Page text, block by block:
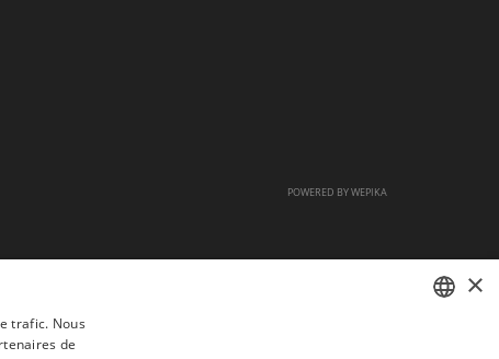
POWERED BYWEPIKA
×
trafic. Nous
de